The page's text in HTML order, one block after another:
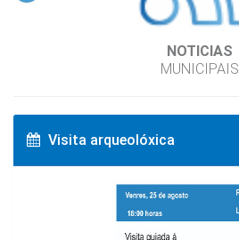
NOTICIAS
MUNICIPAIS
Visita arqueolóxica